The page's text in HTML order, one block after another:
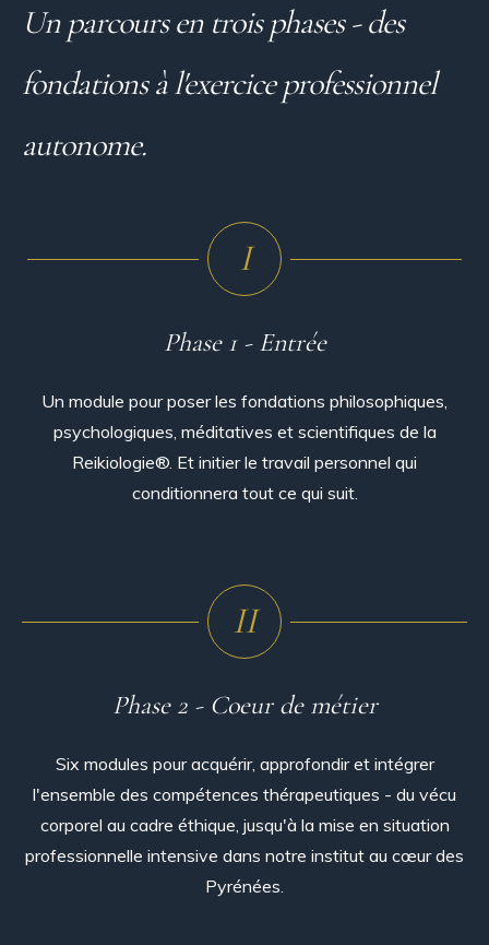
Un parcours en trois phases - des
fondations àl'exercice professionnel
autonome.
I
Phase 1 - Entrée
Un module pour poser les fondations philosophiques,
psychologiques, méditatives et scientifiques de la
Reikiologie®. Et initier le travail personnel qui
conditionnera tout ce qui suit.
II
Phase 2 - Coeur de métier
Six modules pour acquérir, approfondir et intégrer
l'ensemble des compétences thérapeutiques - du vécu
corporel au cadre éthique, jusqu'à la mise en situation
professionnelle intensive dans notre institut au cœur des
Pyrénées.